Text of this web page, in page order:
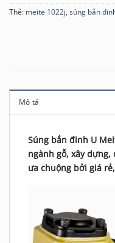
Thẻ: meite 1022j, súng bắn
Mô tả
Súng bắn đinh U
ngành gỗ, xây
ưa chuộng bởi giá